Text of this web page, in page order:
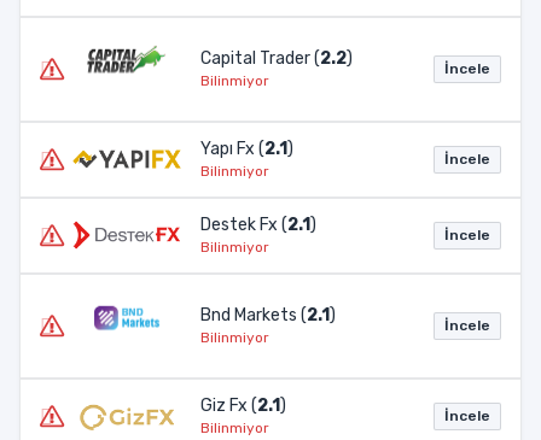
Capital Trader (2.2)
Bilinmiyor
İncele
Yapı Fx (2.1)
Bilinmiyor
İncele
Destek Fx (2.1)
Bilinmiyor
İncele
Bnd Markets (2.1)
Bilinmiyor
İncele
Giz Fx (2.1)
Bilinmiyor
İncele